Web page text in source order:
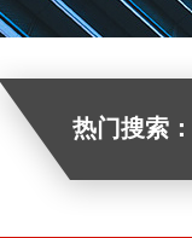
热门搜索：